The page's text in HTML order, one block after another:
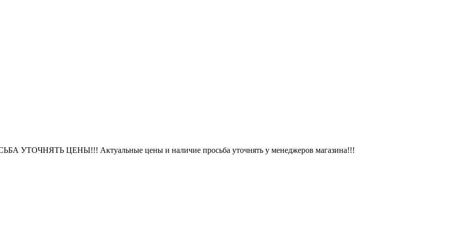
УТОЧНЯТЬ ЦЕНЫ!!! Актуальные цены и наличие просьба уточнять у менеджеров магазина!!!